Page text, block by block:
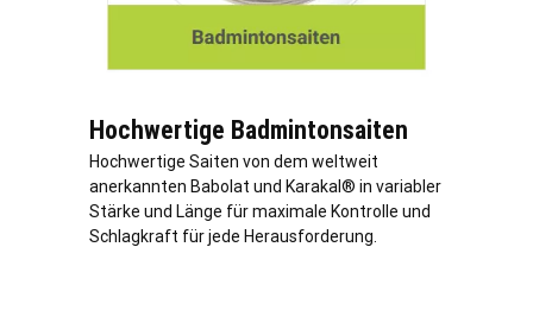
Hochwertige Badmintonsaiten
Hochwertige Saiten von dem weltweit
anerkannten Babolat und Karakal® in variabler
Stärke und Länge für maximale Kontrolle und
Schlagkraft für jede Herausforderung.